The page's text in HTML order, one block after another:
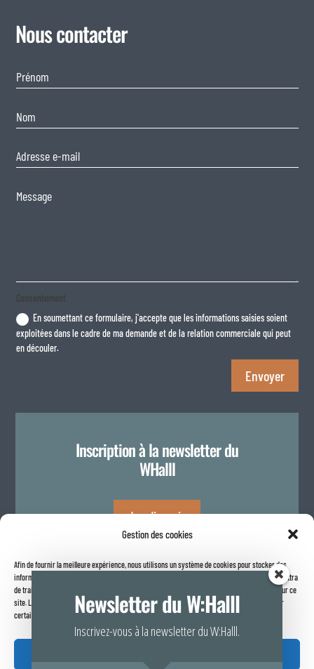
Gestion des cookies
Afin de fournir la meilleure expérience, nous utilisons un système de cookies pour stocker des
informations sur votre navigateur internet. Le fait de consentir à ces technologies nous permettra
de traiter des données telles que le comportement de navigation ou les identifiants uniques sur ce
site. Le fait de ne pas consentir ou de retirer son consentement peut avoir un effet négatif sur
certaines caractéristiques et fonctions.
Nous contacter
Consentement
En soumettant ce formulaire, j'accepte que les informations saisies soient
exploitées dans le cadre de ma demande et de la relation commerciale qui peut
en découler.
Envoyer
Inscription à la newsletter du
WHalll
Je m'inscris
Politique de confidentialité
Newsletter du W:Halll
Inscrivez-vous à la newsletter du W:Halll.